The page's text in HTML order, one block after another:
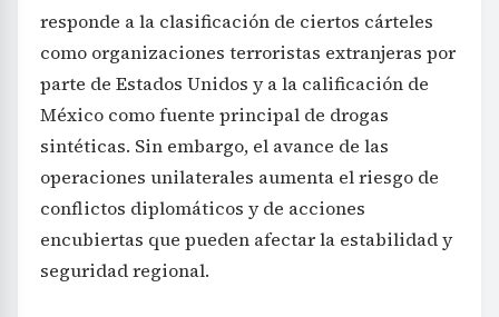
responde a la clasificación de ciertos cárteles
como organizaciones terroristas extranjeras por
parte de Estados Unidos y a la calificación de
México como fuente principal de drogas
sintéticas. Sin embargo, el avance de las
operaciones unilaterales aumenta el riesgo de
conflictos diplomáticos y de acciones
encubiertas que pueden afectar la estabilidad y
seguridad regional.